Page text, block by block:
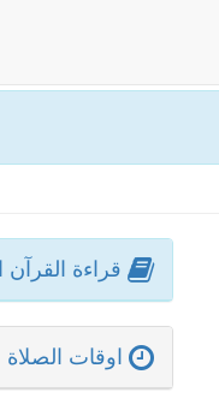
قراءة القرآن
اوقات الصلاة